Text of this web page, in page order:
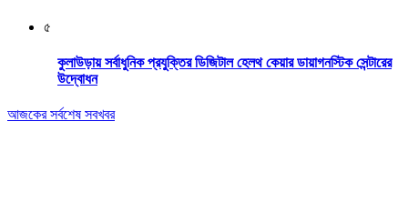
৫
কুলাউড়ায় সর্বাধুনিক প্রযুক্তির ডিজিটাল হেলথ কেয়ার ডায়াগনস্টিক সেন্টারের
উদ্বোধন
আজকের সর্বশেষ সবখবর